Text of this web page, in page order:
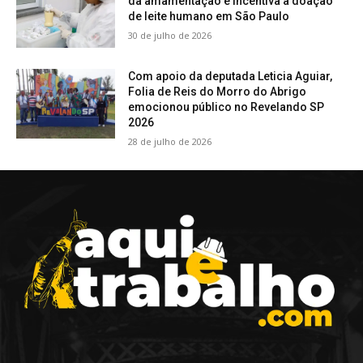
de leite humano em São Paulo
30 de julho de 2026
Com apoio da deputada Leticia Aguiar,
Folia de Reis do Morro do Abrigo
emocionou público no Revelando SP
2026
28 de julho de 2026